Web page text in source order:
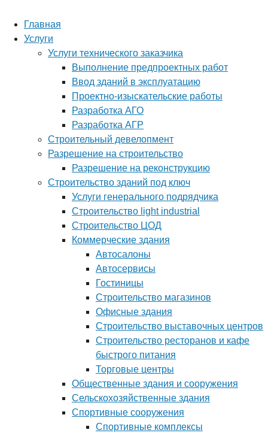
Главная
Услуги
Услуги технического заказчика
Выполнение предпроектных работ
Ввод зданий в эксплуатацию
Проектно-изыскательские работы
Разработка АГО
Разработка АГР
Строительный девелопмент
Разрешение на строительство
Разрешение на реконструкцию
Строительство зданий под ключ
Услуги генерального подрядчика
Строительство light industrial
Строительство ЦОД
Коммерческие здания
Автосалоны
Автосервисы
Гостиницы
Строительство магазинов
Офисные здания
Строительство выставочных центров
Строительство ресторанов и кафе
быстрого питания
Торговые центры
Общественные здания и сооружения
Сельскохозяйственные здания
Спортивные сооружения
Спортивные комплексы